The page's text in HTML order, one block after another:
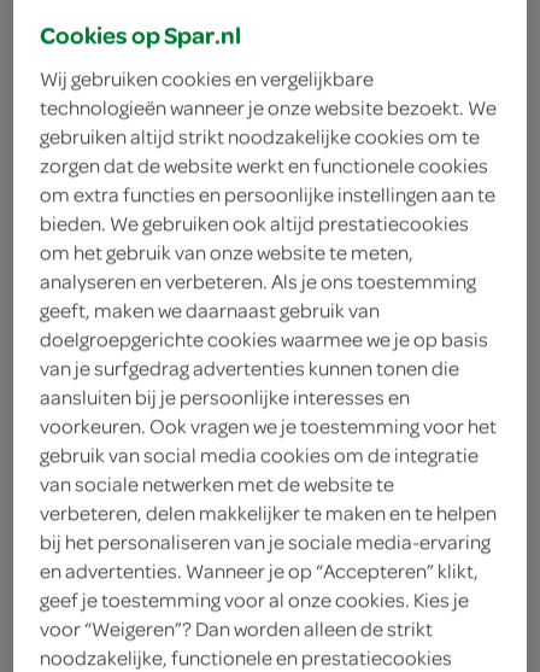
Hollandia kaasrolletjes
Hollandia
135 Gram
Let op: aanbiedingen zijn niet zichtbaar bij de
producten, maar worden wél automatisch
verwerkt in de winkelmand.
wafelmeesters sinds 1874 en dat proef je
Cookies op Spar.nl
Wij gebruiken cookies en vergelijkbare
technologieën wanneer je onze website bezoekt. We
gebruiken altijd strikt noodzakelijke cookies om te
zorgen dat de website werkt en functionele cookies
om extra functies en persoonlijke instellingen aan te
bieden. We gebruiken ook altijd prestatiecookies
om het gebruik van onze website te meten,
analyseren en verbeteren. Als je ons toestemming
geeft, maken we daarnaast gebruik van
doelgroepgerichte cookies waarmee we je op basis
van je surfgedrag advertenties kunnen tonen die
aansluiten bij je persoonlijke interesses en
voorkeuren. Ook vragen we je toestemming voor het
gebruik van social media cookies om de integratie
van sociale netwerken met de website te
verbeteren, delen makkelijker te maken en te helpen
bij het personaliseren van je sociale media-ervaring
en advertenties. Wanneer je op “Accepteren” klikt,
geef je toestemming voor al onze cookies. Kies je
voor “Weigeren”? Dan worden alleen de strikt
noodzakelijke, functionele en prestatiecookies